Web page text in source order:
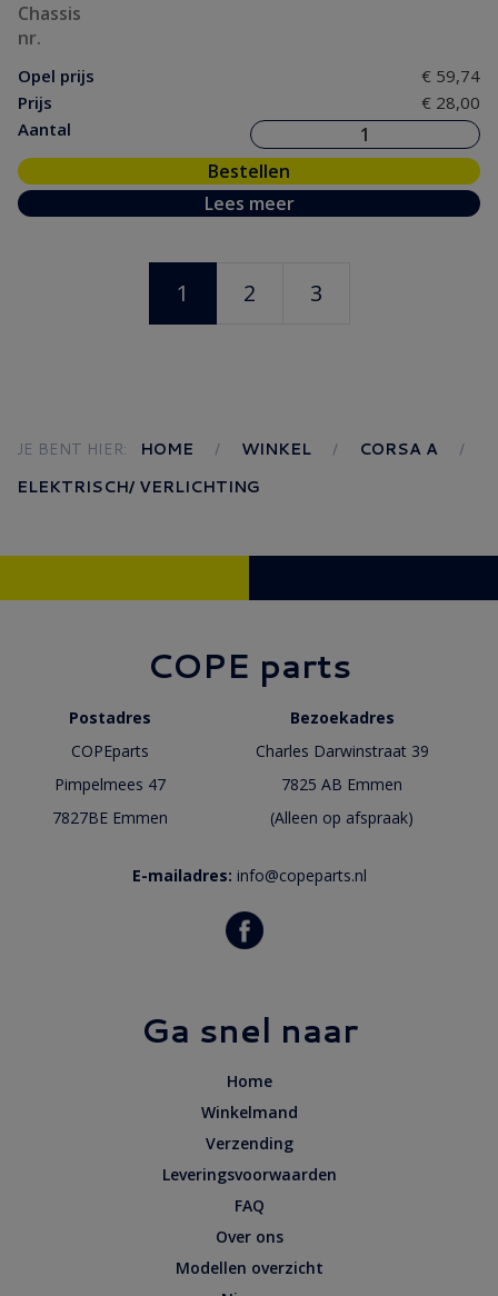
Chassis
nr.
Opel prijs
€ 59,74
Prijs
€ 28,00
Aantal
Bestellen
Lees meer
1 2 3
JE BENT HIER: HOME WINKEL
CORSA A
ELEKTRISCH/ VERLICHTING
COPE parts
Postadres
Bezoekadres
COPEparts
Charles Darwinstraat 39
Pimpelmees 47
7825 AB Emmen
7827BE Emmen
(Alleen op afspraak)
E-mailadres: info@copeparts.nl
Ga snel naar
Home
Winkelmand
Verzending
Leveringsvoorwaarden
FAQ
Over ons
Modellen overzicht